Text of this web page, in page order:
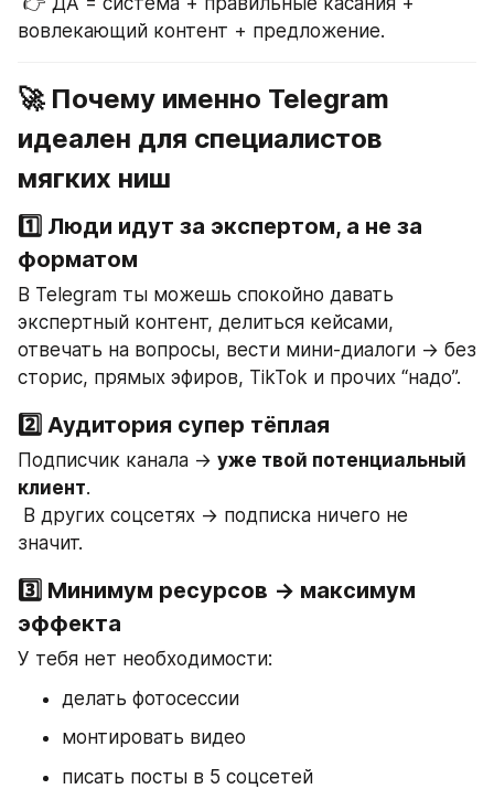
вовлекающий контент + предложение.
🚀 Почему именно Telegram
идеален для специалистов
мягких ниш
1️⃣ Люди идут за экспертом, а не за
форматом
В Telegram ты можешь спокойно давать
экспертный контент, делиться кейсами,
отвечать на вопросы, вести мини-диалоги → без
сторис, прямых эфиров, TikTok и прочих “надо”.
2️⃣ Аудитория супер тёплая
Подписчик канала → уже твой потенциальный
клиент.
значит.
3️⃣ Минимум ресурсов → максимум
эффекта
У тебя нет необходимости:
делать фотосессии
монтировать видео
писать посты в 5 соцсетей